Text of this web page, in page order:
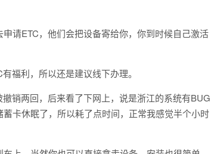
请ETC，他们会把设备寄给你，你到时候自己激活
福利，所以还是建议线下办理。
销两回，后来看了下网上，说是浙江的系统有BUG
卡休眠了，所以耗了点时间，正常我感觉半个小时